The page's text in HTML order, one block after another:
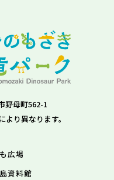
野母町562-1
り異なります。
広場
資料館